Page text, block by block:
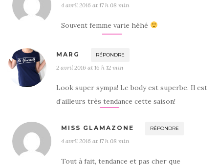
4 avril 2016 at 17 h 08 min
Souvent femme varie héhé
MARG RÉPONDRE
2 avril 2016 at 16 h 12 min
Look super sympa! Le body est superbe. Il est
d’ailleurs très tendance cette saison!
MISS GLAMAZONE RÉPONDRE
4 avril 2016 at 17 h 08 min
Tout à fait, tendance et pas cher que